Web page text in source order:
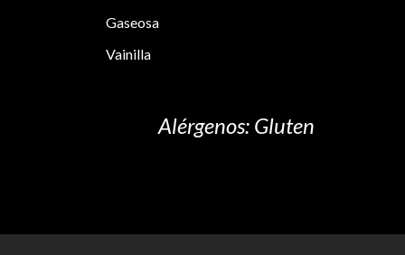
Gaseosa
Vainilla
Alérgenos: Gluten